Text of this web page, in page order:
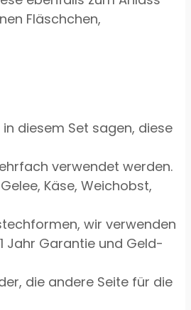
Fläschchen,
diesem Set sagen, diese
verwendet werden.
Käse, Weichobst,
wir verwenden
Jahr Garantie und Geld-
die andere Seite für die